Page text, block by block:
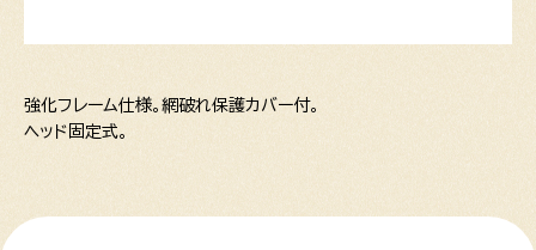
強化フレーム仕様。網破れ保護カバー付。
ヘッド固定式。